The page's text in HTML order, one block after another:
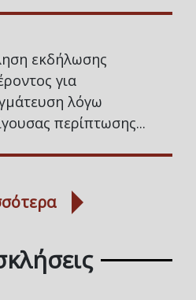
εκδήλωσης
για
λόγω
περίπτωσης...